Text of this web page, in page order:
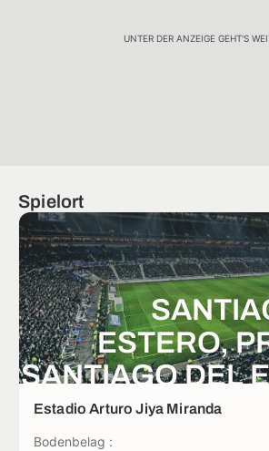
UNTER DER ANZEIGE GEHT'S
Spielort
ESTERO,
SANTIAGO DEL
Estadio Arturo Jiya Miranda
Bodenbelag :